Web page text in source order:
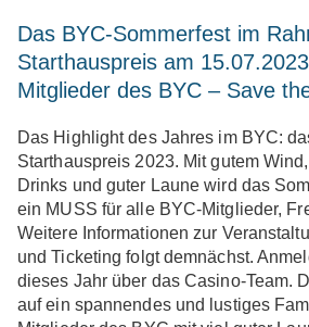
Das BYC-Sommerfest im
Starthauspreis am
Mitglieder des BYC – Save
Das Highlight des Jahres im BYC:
Starthauspreis 2023. Mit gutem
Drinks und guter Laune wird das
ein MUSS für alle BYC-Mitglieder,
Weitere Informationen zur
und Ticketing folgt demnächst.
dieses Jahr über das Casino-Team.
auf ein spannendes und lustiges